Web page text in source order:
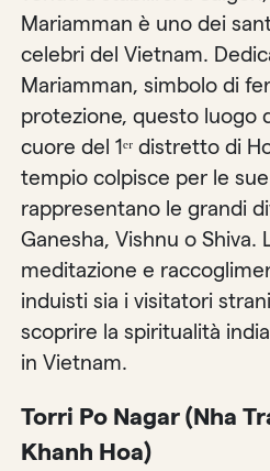
Mariamman è uno dei
celebri del Vietnam.
Mariamman, simbolo di
protezione, questo luogo
cuore del 1ᵉʳ distretto di
tempio colpisce per le
rappresentano le grandi
Ganesha, Vishnu o Shiva.
meditazione e
induisti sia i visitatori
scoprire la spiritualità
in Vietnam.
Torri Po Nagar (Nha
Khanh Hoa)